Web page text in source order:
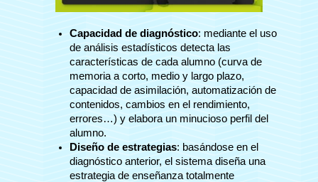
Capacidad de diagnóstico: mediante el uso
de análisis estadísticos detecta las
características de cada alumno (curva de
memoria a corto, medio y largo plazo,
capacidad de asimilación, automatización de
contenidos, cambios en el rendimiento,
errores…) y elabora un minucioso perfil del
alumno.
Diseño de estrategias: basándose en el
diagnóstico anterior, el sistema diseña una
estrategia de enseñanza totalmente